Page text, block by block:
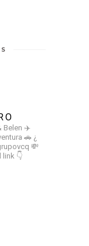
Belen ✈️
🚗 ¿
💸
link 👇